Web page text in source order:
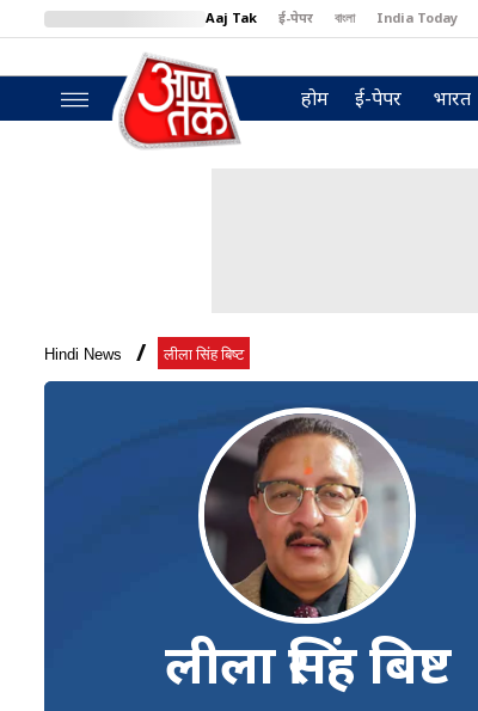
Aaj Tak ई-पेपर বাংলা India Today
BT Bazaar
होम ई-पेपर भारत
Hindi News लीला सिंह बिष्ट
लीला सिंह बिष्ट